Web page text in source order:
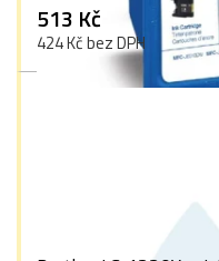
513 Kč
424 Kč bez DPH